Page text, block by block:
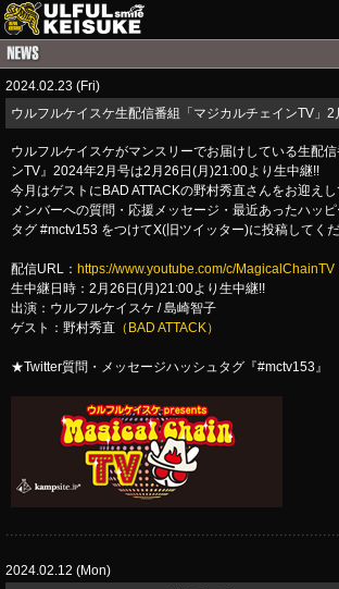
LIVE INFO
GUITAR
ITEM
MAIL
2024.02.23 (Fri)
ウルフルケイスケ生配信番組「マジカルチェインTV」2
ウルフルケイスケがマンスリーでお届けしている生配
ンTV』2024年2月号は2月26日(月)21:00より生中継!!
今月はゲストにBAD ATTACKの野村秀直さんをお迎え
メンバーへの質問・応援メッセージ・最近あったハッ
タグ #mctv153 をつけてX(旧ツイッター)に投稿してくだ
配信URL： https://www.youtube.com/c/MagicalChainTV
生中継日時：2月26日(月)21:00より生中継!!
出演：ウルフルケイスケ / 島崎智子
ゲスト：野村秀直 （BAD ATTACK）
★Twitter質問・メッセージハッシュタグ『#mctv153』
2024.02.12 (Mon)